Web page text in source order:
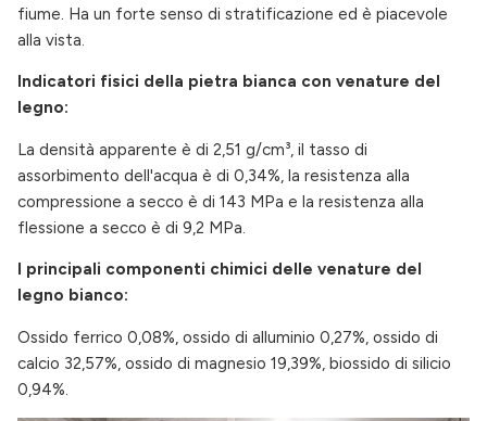
fiume. Ha un forte senso di stratificazione ed è piacevole
alla vista.
Indicatori fisici della pietra bianca con venature del
legno:
La densità apparente è di 2,51 g/cm³, il tasso di
assorbimento dell'acqua è di 0,34%, la resistenza alla
compressione a secco è di 143 MPa e la resistenza alla
flessione a secco è di 9,2 MPa.
I principali componenti chimici delle venature del
legno bianco:
Ossido ferrico 0,08%, ossido di alluminio 0,27%, ossido di
calcio 32,57%, ossido di magnesio 19,39%, biossido di silicio
0,94%.